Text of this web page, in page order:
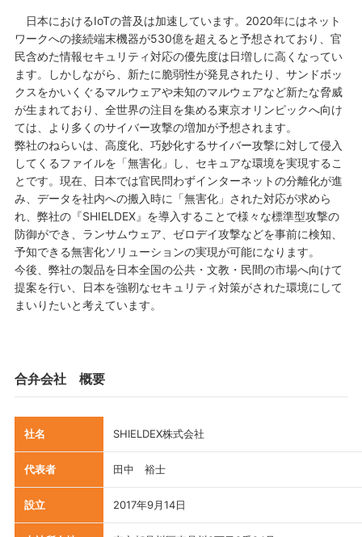
日本におけるIoTの普及は加速しています。2020年にはネット
ワークへの接続端末機器が530億を超えると予想されており、官
民含めた情報セキュリティ対応の優先度は日増しに高くなってい
ます。しかしながら、新たに脆弱性が発見されたり、サンドボッ
クスをかいくぐるマルウェアや未知のマルウェアなど新たな脅威
が生まれており、全世界の注目を集める東京オリンピックへ向け
ては、より多くのサイバー攻撃の増加が予想されます。
弊社のねらいは、高度化、巧妙化するサイバー攻撃に対して侵入
してくるファイルを「無害化」し、セキュアな環境を実現するこ
とです。現在、日本では官民問わずインターネットの分離化が進
み、データを社内への搬入時に「無害化」された対応が求めら
れ、弊社の『SHIELDEX』を導入することで様々な標準型攻撃の
防御ができ、ランサムウェア、ゼロデイ攻撃などを事前に検知、
予知できる無害化ソリューションの実現が可能になります。
今後、弊社の製品を日本全国の公共・文教・民間の市場へ向けて
提案を行い、日本を強靭なセキュリティ対策がされた環境にして
まいりたいと考えています。
合弁会社 概要
社名 SHIELDEX株式会社
代表者 田中 裕士
設立 2017年9月14日